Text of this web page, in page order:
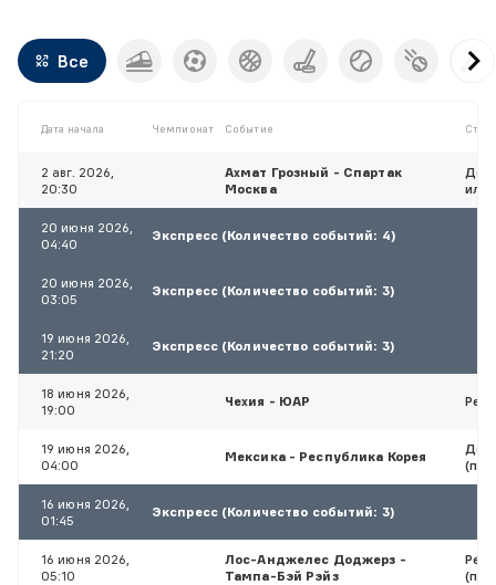
Все
Дата начала Чемпионат Событие
2 авг. 2026,
20:30
Ахмат Грозный - Спартак
Москва
Доп.
или
20 июня 2026,
04:40
Экспресс (Количество событий: 4)
20 июня 2026,
03:05
Экспресс (Количество событий: 3)
19 июня 2026,
21:20
Экспресс (Количество событий: 3)
18 июня 2026,
19:00
Чехия - ЮАР
19 июня 2026,
04:00
Мексика - Республика Корея
Доп.
16 июня 2026,
01:45
Экспресс (Количество событий: 3)
16 июня 2026,
05:10
Лос-Анджелес Доджерз -
Тампа-Бэй Рэйз